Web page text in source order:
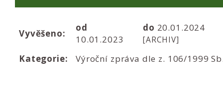
Vyvěšeno:
od
10.01.2023
do 20.01.2024
[ARCHIV]
Kategorie: Výroční zpráva dle z. 106/1999